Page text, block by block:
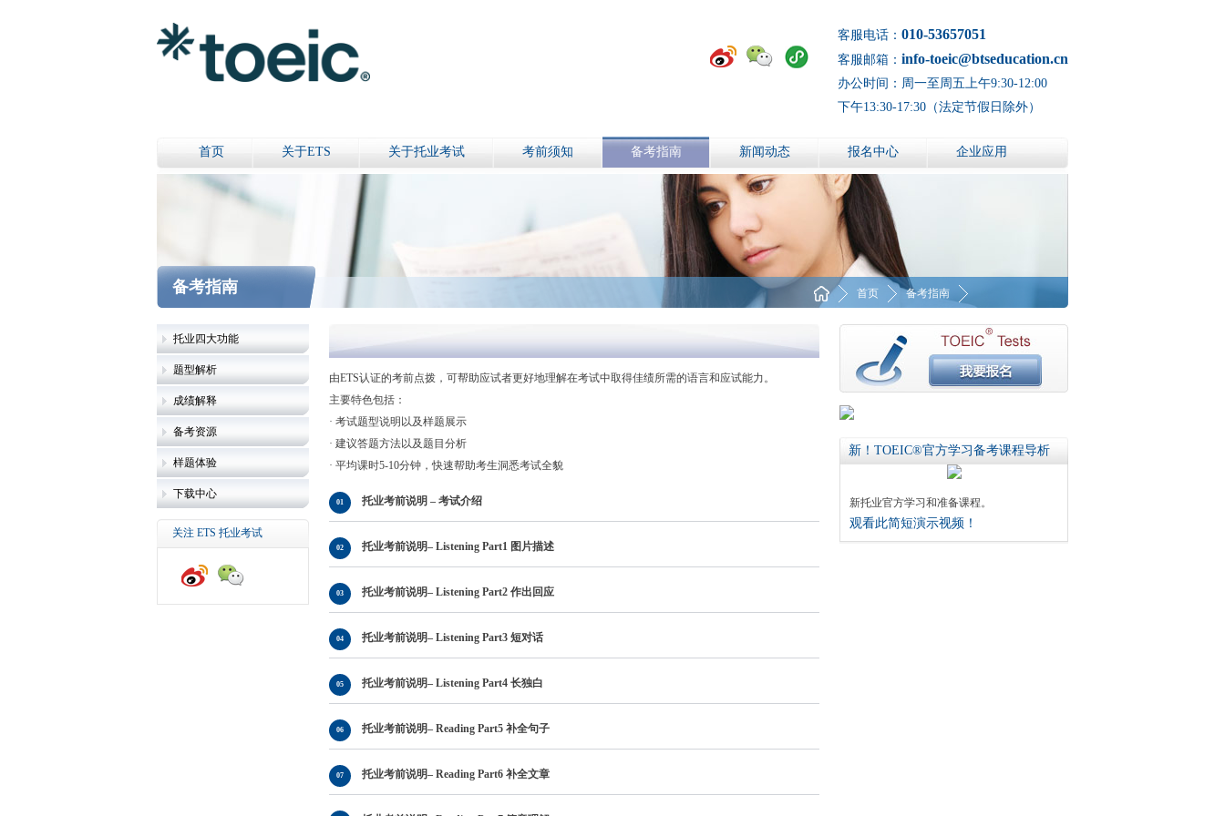
客服电话： 010-53657051
客服邮箱： info-toeic@btseducation.cn
办公时间：周一至周五上午9:30-12:00
下午13:30-17:30（法定节假日除外）
首页 关于ETS 关于托业考试 考前须知 备考指南 新闻动态 报名中心 企业应用
备考指南 首页 备考指南
托业四大功能
题型解析
成绩解释
备考资源
样题体验
下载中心
关注 ETS 托业考试
由ETS认证的考前点拨，可帮助应试者更好地理解在考试中取得佳绩所需的语言和应试能力。
主要特色包括：
· 考试题型说明以及样题展示
· 建议答题方法以及题目分析
· 平均课时5-10分钟，快速帮助考生洞悉考试全貌
01 托业考前说明 – 考试介绍
02 托业考前说明– Listening Part1 图片描述
03 托业考前说明– Listening Part2 作出回应
04 托业考前说明– Listening Part3 短对话
05 托业考前说明– Listening Part4 长独白
06 托业考前说明– Reading Part5 补全句子
07 托业考前说明– Reading Part6 补全文章
新！TOEIC®官方学习备考课程导析
新托业官方学习和准备课程。
观看此简短演示视频！